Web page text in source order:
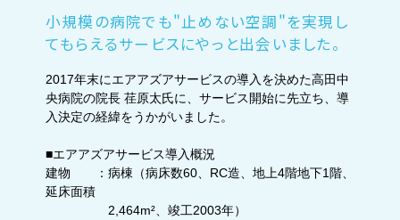
小規模の病院でも"止めない空調"を実現し
てもらえるサービスにやっと出会いました。
2017年末にエアアズアサービスの導入を決めた高田中
央病院の院長 荏原太氏に、サービス開始に先立ち、導
入決定の経緯をうかがいました。
■エアアズアサービス導入概況
建物 ：病棟（病床数60、RC造、地上4階地下1階、
延床面積
2,464m²、竣工2003年）